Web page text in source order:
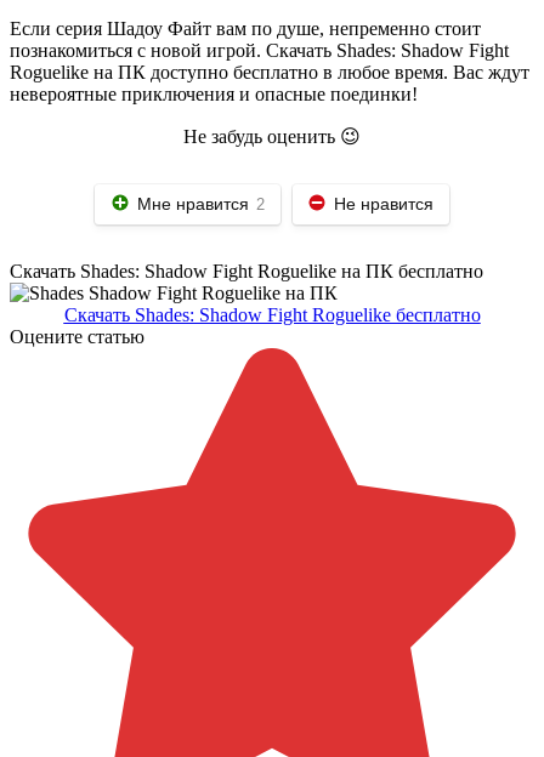
Если серия Шадоу Файт вам по душе, непременно стоит
познакомиться с новой игрой. Скачать Shades: Shadow Fight
Roguelike на ПК доступно бесплатно в любое время. Вас ждут
невероятные приключения и опасные поединки!
Не забудь оценить 😉
Мне нравится 2 Не нравится
Скачать Shades: Shadow Fight Roguelike на ПК бесплатно
Скачать Shades: Shadow Fight Roguelike бесплатно
Оцените статью